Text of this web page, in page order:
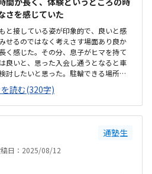
さを感じていた
と接している姿が印象的で、良いと感
せるのではなく考えさす場面あり良か
く感じた。その分、息子がヒマを持て
良いと、思った入会し通うとなると車
討したいと思った。駐輪できる場所が
少し寒かったが、途中で調整いただけ
教材が置いたおり楽しい雰囲気のある
月額10,000円を下回るとより教室に通
メリットを強調してもらえると嬉しい
読む(320字)
通塾生
日：2025/08/12